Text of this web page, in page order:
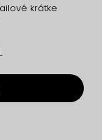
krátke